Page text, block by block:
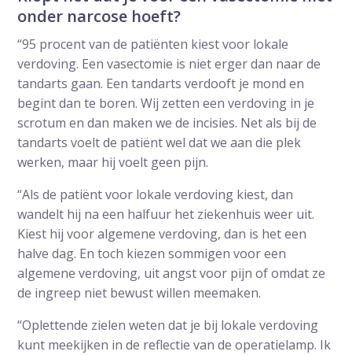
onder narcose hoeft?
“95 procent van de patiënten kiest voor lokale
verdoving. Een vasectomie is niet erger dan naar de
tandarts gaan. Een tandarts verdooft je mond en
begint dan te boren. Wij zetten een verdoving in je
scrotum en dan maken we de incisies. Net als bij de
tandarts voelt de patiënt wel dat we aan die plek
werken, maar hij voelt geen pijn.
“Als de patiënt voor lokale verdoving kiest, dan
wandelt hij na een halfuur het ziekenhuis weer uit.
Kiest hij voor algemene verdoving, dan is het een
halve dag. En toch kiezen sommigen voor een
algemene verdoving, uit angst voor pijn of omdat ze
de ingreep niet bewust willen meemaken.
“Oplettende zielen weten dat je bij lokale verdoving
kunt meekijken in de reflectie van de operatielamp. Ik